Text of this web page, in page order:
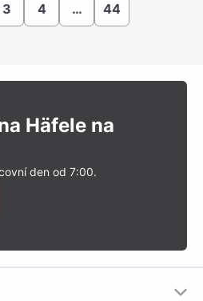
3 4 … 44
Häfele na
den od 7:00.